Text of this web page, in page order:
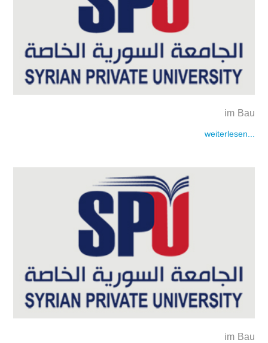
im Bau
weiterlesen...
im Bau